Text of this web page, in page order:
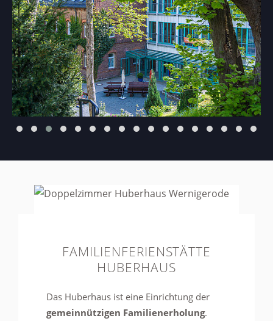
FAMILIENFERIENSTÄTTE
HUBERHAUS
Das Huberhaus ist eine Einrichtung der
gemeinnützigen Familienerholung.